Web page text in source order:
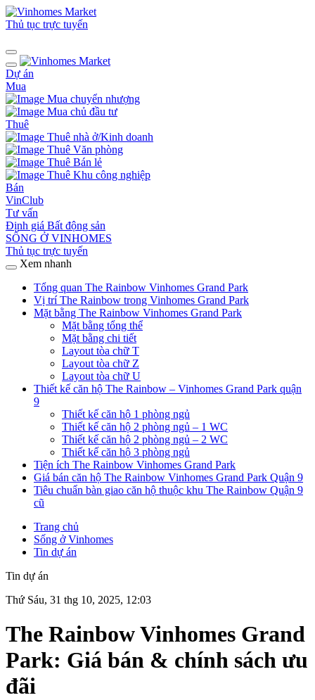
Thủ tục trực tuyến
Dự án
Mua
Mua chuyển nhượng
Mua chủ đầu tư
Thuê
Thuê nhà ở/Kinh doanh
Thuê Văn phòng
Thuê Bán lẻ
Thuê Khu công nghiệp
Bán
VinClub
Tư vấn
Định giá Bất động sản
SỐNG Ở VINHOMES
Thủ tục trực tuyến
Xem nhanh
Tổng quan The Rainbow Vinhomes Grand Park
Vị trí The Rainbow trong Vinhomes Grand Park
Mặt bằng The Rainbow Vinhomes Grand Park
Mặt bằng tổng thể
Mặt bằng chi tiết
Layout tòa chữ T
Layout tòa chữ Z
Layout tòa chữ U
Thiết kế căn hộ The Rainbow – Vinhomes Grand Park quận
9
Thiết kế căn hộ 1 phòng ngủ
Thiết kế căn hộ 2 phòng ngủ – 1 WC
Thiết kế căn hộ 2 phòng ngủ – 2 WC
Thiết kế căn hộ 3 phòng ngủ
Tiện ích The Rainbow Vinhomes Grand Park
Giá bán căn hộ The Rainbow Vinhomes Grand Park Quận 9
Tiêu chuẩn bàn giao căn hộ thuộc khu The Rainbow Quận 9
cũ
Trang chủ
Sống ở Vinhomes
Tin dự án
Tin dự án
Thứ Sáu, 31 thg 10, 2025, 12:03
The Rainbow Vinhomes Grand
Park: Giá bán & chính sách ưu
đãi